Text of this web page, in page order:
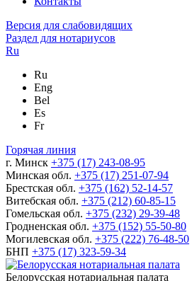
Версия для слабовидящих
Раздел для нотариусов
Ru
Ru
Eng
Bel
Es
Fr
Горячая линия
г. Минск +375 (17) 243-08-95
Минская обл. +375 (17) 251-07-94
Брестская обл. +375 (162) 52-14-57
Витебская обл. +375 (212) 60-85-15
Гомельская обл. +375 (232) 29-39-48
Гродненская обл. +375 (152) 55-50-80
Могилевская обл. +375 (222) 76-48-50
БНП +375 (17) 323-59-34
Белорусская нотариальная палата